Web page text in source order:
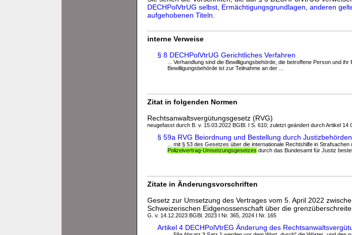
DECHPolVtrUG selbst Ermächtigungsgrundlagen anderen
aufgehobenen Titeln
interne Verweise
§ 8 DECHPolVtrUG Gerichtliches Verfahren
... Verhandlung sind die Bewilligungsbehörde, die betroffene Person und
Bewilligungsbehörde ist zur Teilnahme an der ...
Zitat in folgenden Normen
Rechtsanwaltsvergütungsgesetz (RVG)
neugefasst durch B. v. 15.03.2022 BGBl. I S. 610; zuletzt geändert durch Artikel 14
§ 59a RVG Beiordnung und Bestellung durch Justizbehörden
... mit § 53 des Gesetzes über die internationale Rechtshilfe in Strafsachen
Polizeivertrag-Umsetzungsgesetzes durch das Bundesamt für Justiz
Zitate in Änderungsvorschriften
Gesetz zur Umsetzung des Vertrages vom 5. April 2022
Schweizerischen Eidgenossenschaft über die
G. v. 14.12.2023 BGBl. 2023 I Nr. 365, 2024 I Nr. 165
Artikel 4 DECHPolVtrEG Änderung des